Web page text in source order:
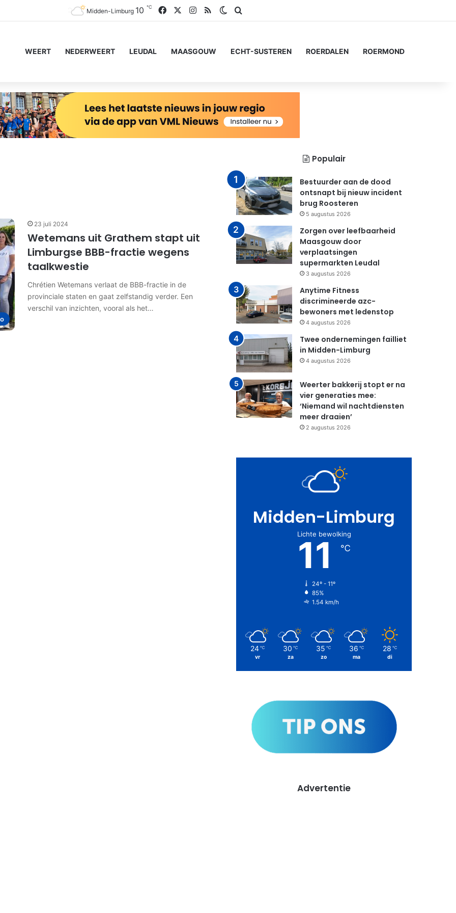
Midden-Limburg 10 ℃ FacebookInstagram
RSSSwitch skin
WEERT NEDERWEERT LEUDAL MAASGOUW ECHT-SUSTEREN ROERDALEN ROERMOND
23 juli 2024
Wetemans uit Grathem stapt uit
Limburgse BBB-fractie wegens
taalkwestie
Chrétien Wetemans verlaat de BBB-fractie in de
provinciale staten en gaat zelfstandig verder. Een
verschil van inzichten, vooral als het…
Populair
Bestuurder aan de dood
ontsnapt bij nieuw incident
brug Roosteren
5 augustus 2026
Zorgen over leefbaarheid
Maasgouw door
verplaatsingen
supermarkten Leudal
3 augustus 2026
Anytime Fitness
discrimineerde azc-
bewoners met ledenstop
4 augustus 2026
Twee ondernemingen failliet
in Midden-Limburg
4 augustus 2026
Weerter bakkerij stopt er na
vier generaties mee:
‘Niemand wil nachtdiensten
meer draaien’
2 augustus 2026
Midden-Limburg
Lichte bewolking
11 ℃
24º - 11º
85%
1.54 km/h
24 ℃
vr
30 ℃
za
35 ℃
zo
36 ℃
ma
28 ℃
di
Advertentie